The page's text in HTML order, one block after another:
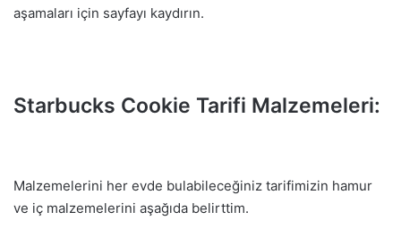
aşamaları için sayfayı kaydırın.
Starbucks Cookie Tarifi Malzemeleri:
Malzemelerini her evde bulabileceğiniz tarifimizin hamur
ve iç malzemelerini aşağıda belirttim.